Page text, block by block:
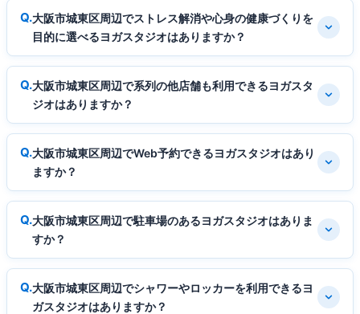
大阪市城東区周辺でストレス解消や心身の健康づくりを
目的に選べるヨガスタジオはありますか？
大阪市城東区周辺で系列の他店舗も利用できるヨガスタ
ジオはありますか？
大阪市城東区周辺でWeb予約できるヨガスタジオはあり
ますか？
大阪市城東区周辺で駐車場のあるヨガスタジオはありま
すか？
大阪市城東区周辺でシャワーやロッカーを利用できるヨ
ガスタジオはありますか？